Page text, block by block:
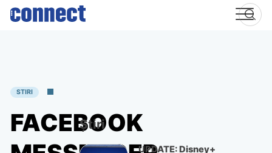
Skip
STIRI
FACEBOOK
Știri
UPDATE: Disney+